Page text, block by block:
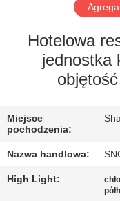
FABRYCE
KONTROLA
Hotelowa
jednostka
Miejsce
pochodzenia:
Nazwa handlowa:
High Light: